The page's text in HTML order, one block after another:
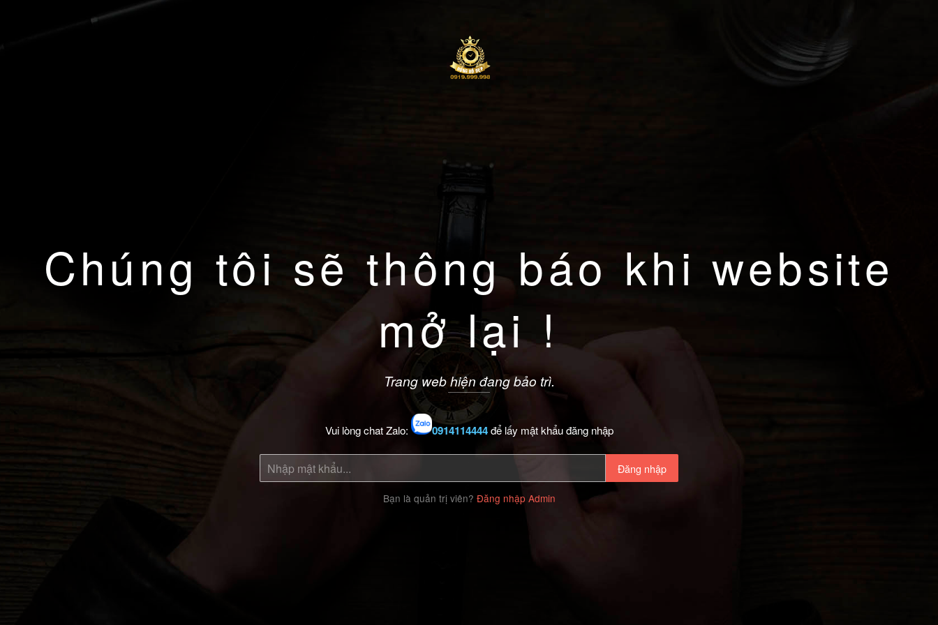
Chúng tôi sẽ thông báo khi website
mở lại !
Trang web hiện đang bảo trì.
Vui lòng chat Zalo: 0914114444để lấy mật khẩu đăng nhập
Đăng nhập
Bạn là quản trị viên? Đăng nhập Admin